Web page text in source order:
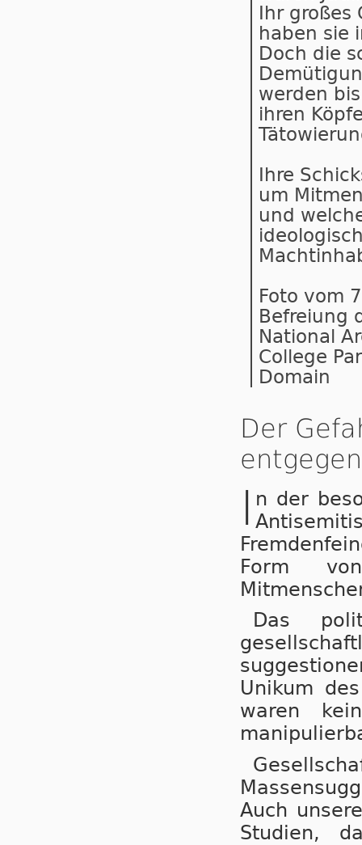
Ihr großes
haben sie
Doch die
wer­den
ihren
Ihre
um
und
Foto vom
Befreiung
National
College
Domain
Der
I n der
Form
Das
Unikum
waren
Auch
Studien,